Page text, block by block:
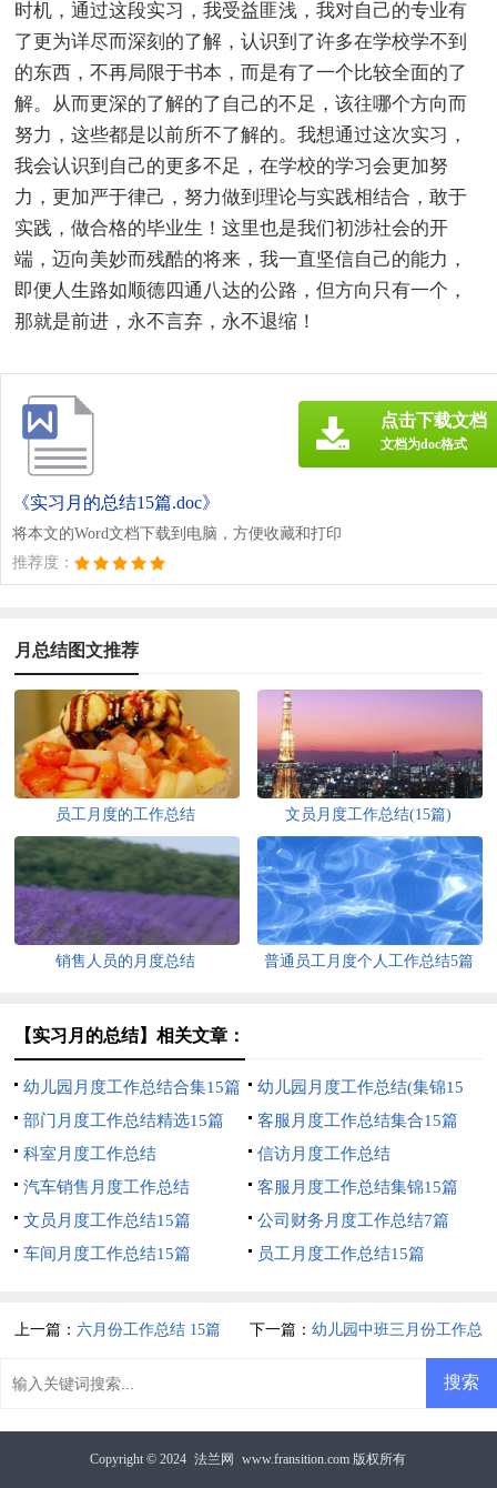
时机，通过这段实习，我受益匪浅，我对自己的专业有
了更为详尽而深刻的了解，认识到了许多在学校学不到
的东西，不再局限于书本，而是有了一个比较全面的了
解。从而更深的了解的了自己的不足，该往哪个方向而
努力，这些都是以前所不了解的。我想通过这次实习，
我会认识到自己的更多不足，在学校的学习会更加努
力，更加严于律己，努力做到理论与实践相结合，敢于
实践，做合格的毕业生！这里也是我们初涉社会的开
端，迈向美妙而残酷的将来，我一直坚信自己的能力，
即便人生路如顺德四通八达的公路，但方向只有一个，
那就是前进，永不言弃，永不退缩！
《实习月的总结15篇.doc》
将本文的Word文档下载到电脑，方便收藏和打印
推荐度：
点击下载文档
文档为doc格式
月总结图文推荐
员工月度的工作总结 文员月度工作总结(15篇)
销售人员的月度总结 普通员工月度个人工作总结5篇
【实习月的总结】相关文章：
幼儿园月度工作总结合集15篇
幼儿园月度工作总结(集锦15
篇)
部门月度工作总结精选15篇
客服月度工作总结集合15篇
科室月度工作总结
信访月度工作总结
汽车销售月度工作总结
客服月度工作总结集锦15篇
文员月度工作总结15篇
公司财务月度工作总结7篇
车间月度工作总结15篇
员工月度工作总结15篇
上一篇：六月份工作总结 15篇 下一篇： 幼儿园中班三月份工作总
Copyright © 2024 法兰网 www.fransition.com 版权所有